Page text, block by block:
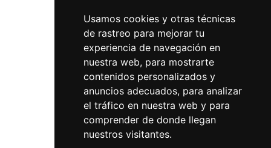
Usamos cookies y otras técnicas
de rastreo para mejorar tu
experiencia de navegación en
nuestra web, para mostrarte
contenidos personalizados y
anuncios adecuados, para analizar
el tráfico en nuestra web y para
comprender de donde llegan
nuestros visitantes.